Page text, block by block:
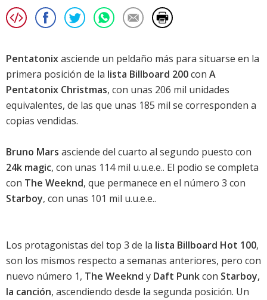
Pentatonixasciende un peldaño más para situarse en la
primera posición de la lista Billboard 200con A
Pentatonix Christmas, con unas 206 mil unidades
equivalentes, de las que unas 185 mil se corresponden a
copias vendidas.
Bruno Mars asciende del cuarto al segundo puesto con
24k magic, con unas 114 mil u.u.e.e.. El podio se completa
con The Weeknd, que permanece en el número 3 con
Starboy, con unas 101 mil u.u.e.e..
Los protagonistas del top 3 de la lista Billboard Hot 100,
son los mismos respecto a semanas anteriores, pero con
nuevo número 1, The Weeknd y Daft Punkcon Starboy,
la canción, ascendiendo desde la segunda posición. Un